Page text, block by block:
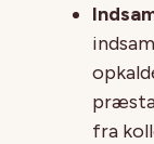
fra